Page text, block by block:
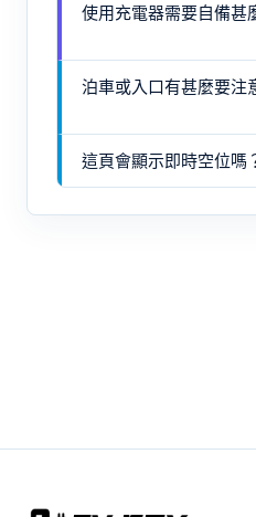
使用充電器需要自備甚
泊車或入口有甚麼要注
這頁會顯示即時空位嗎